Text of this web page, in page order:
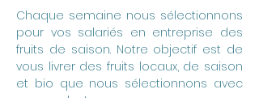
Chaque semaine nous sélectionnons
pour vos salariés en entreprise des
fruits de saison. Notre objectif est de
vous livrer des fruits locaux, de saison
et bio que nous sélectionnons avec